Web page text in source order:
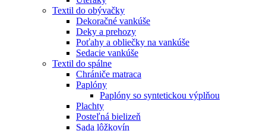
Textil do obývačky
Dekoračné vankúše
Deky a prehozy
Poťahy a obliečky na vankúše
Sedacie vankúše
Textil do spálne
Chrániče matraca
Paplóny
Paplóny so syntetickou výplňou
Plachty
Posteľná bielizeň
Sada lôžkovín